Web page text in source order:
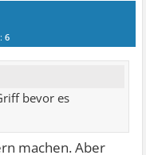
6
bevor es
machen. Aber